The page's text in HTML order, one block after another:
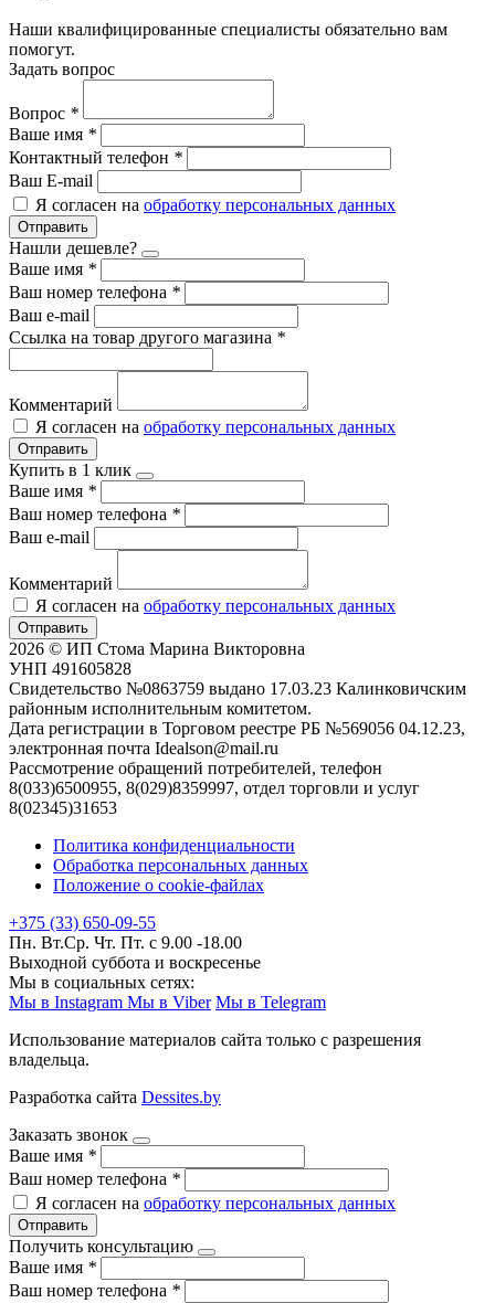
Наши квалифицированные специалисты обязательно вам
помогут.
Задать вопрос
Вопрос *
Ваше имя *
Контактный телефон *
Ваш E-mail
Я согласен на обработку персональных данных
Отправить
Нашли дешевле?
Ваше имя *
Ваш номер телефона *
Ваш e-mail
Ссылка на товар другого магазина *
Комментарий
Я согласен на обработку персональных данных
Отправить
Купить в 1 клик
Ваше имя *
Ваш номер телефона *
Ваш e-mail
Комментарий
Я согласен на обработку персональных данных
Отправить
2026 © ИП Стома Марина Викторовна
УНП 491605828
Свидетельство №0863759 выдано 17.03.23 Калинковичским
районным исполнительным комитетом.
Дата регистрации в Торговом реестре РБ №569056 04.12.23,
электронная почта Idealson@mail.ru
Рассмотрение обращений потребителей, телефон
8(033)6500955, 8(029)8359997, отдел торговли и услуг
8(02345)31653
Политика конфиденциальности
Обработка персональных данных
Положение о cookie-файлах
+375 (33) 650-09-55
Пн. Вт.Ср. Чт. Пт. с 9.00 -18.00
Выходной суббота и воскресенье
Мы в социальных сетях:
Мы в Instagram Мы в Viber Мы в Telegram
Использование материалов сайта только с разрешения
владельца.
Разработка сайта Dessites.by
Заказать звонок
Ваше имя *
Ваш номер телефона *
Я согласен на обработку персональных данных
Отправить
Получить консультацию
Ваше имя *
Ваш номер телефона *